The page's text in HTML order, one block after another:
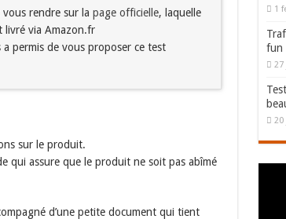
rendre sur la page officielle, laquelle
livré via Amazon.fr
permis de vous proposer ce test
sur le produit.
qui assure que le produit ne soit pas abîmé
d’une petite document qui tient
1
fun
27
20